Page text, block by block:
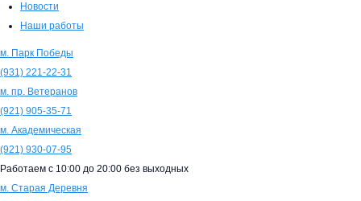
Новости
Наши работы
м. Парк Победы
(931) 221-22-31
м. пр. Ветеранов
(921) 905-35-71
м. Академическая
(921) 930-07-95
Работаем с 10:00 до 20:00 без выходных
м. Старая Деревня